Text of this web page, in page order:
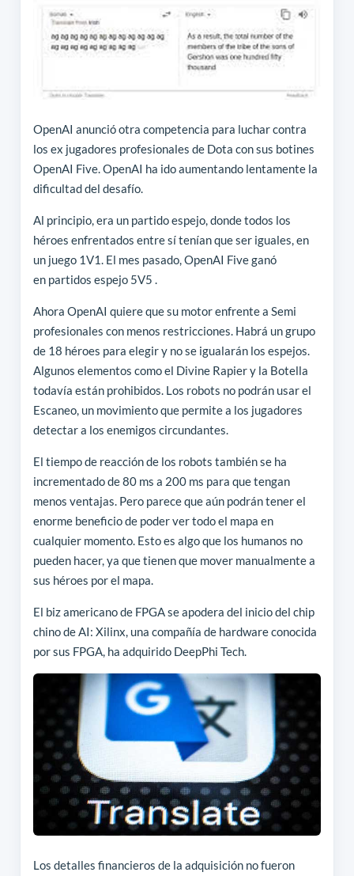
OpenAI anunció otra competencia para luchar contra
los ex jugadores profesionales de Dota con sus botines
OpenAI Five. OpenAI ha ido aumentando lentamente la
dificultad del desafío.
Al principio, era un partido espejo, donde todos los
héroes enfrentados entre sí tenían que ser iguales, en
un juego 1V1. El mes pasado, OpenAI Five ganó
en partidos espejo 5V5 .
Ahora OpenAI quiere que su motor enfrente a Semi
profesionales con menos restricciones. Habrá un grupo
de 18 héroes para elegir y no se igualarán los espejos.
Algunos elementos como el Divine Rapier y la Botella
todavía están prohibidos. Los robots no podrán usar el
Escaneo, un movimiento que permite a los jugadores
detectar a los enemigos circundantes.
El tiempo de reacción de los robots también se ha
incrementado de 80 ms a 200 ms para que tengan
menos ventajas. Pero parece que aún podrán tener el
enorme beneficio de poder ver todo el mapa en
cualquier momento. Esto es algo que los humanos no
pueden hacer, ya que tienen que mover manualmente a
sus héroes por el mapa.
El biz americano de FPGA se apodera del inicio del chip
chino de AI: Xilinx, una compañía de hardware conocida
por sus FPGA, ha adquirido DeepPhi Tech.
Los detalles financieros de la adquisición no fueron